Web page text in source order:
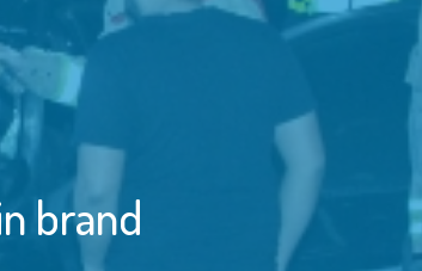
brand